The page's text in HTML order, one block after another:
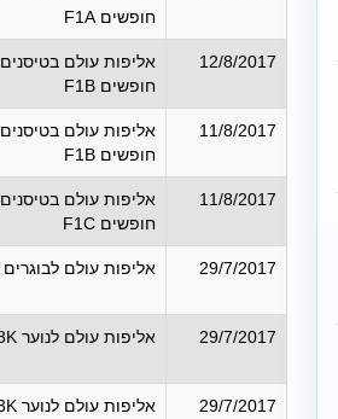
חופשים F1A
12/8/2017
אליפות עולם בטיסנים
חופשים F1B
11/8/2017
אליפות עולם בטיסנים
חופשים F1B
11/8/2017
אליפות עולם בטיסנים
חופשים F1C
29/7/2017 אליפות עולם לבוגרים F3K
29/7/2017 אליפות עולם לנוער F3K
29/7/2017 אליפות עולם לנוער F3K